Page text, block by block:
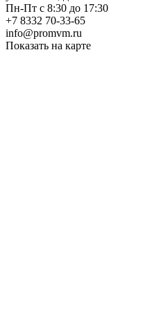
Пн-Пт с 8:30 до 17:30
+7 8332 70-33-65
info@promvm.ru
Показать на карте